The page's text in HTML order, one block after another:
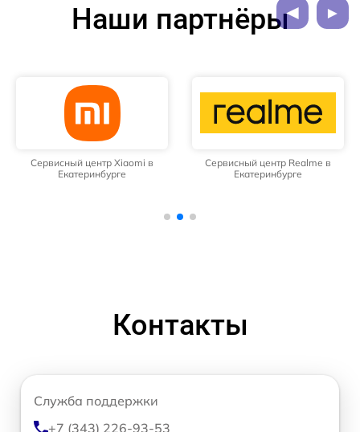
Наши партнёры
Сервисный центр Xiaomi в
Екатеринбурге
Сервисный центр Realme в
Екатеринбурге
Контакты
Служба поддержки
+7 (343) 226-93-53